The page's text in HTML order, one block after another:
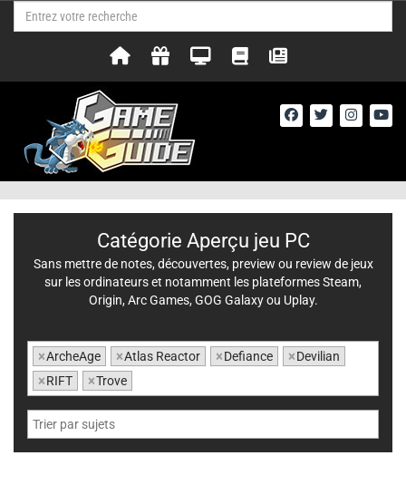
Catégorie Aperçu jeu PC
Sans mettre de notes, découvertes, preview ou review de jeux
sur les ordinateurs et notamment les plateformes Steam,
Origin, Arc Games, GOG Galaxy ou Uplay.
×ArcheAge ×Atlas Reactor ×Defiance ×Devilian
×RIFT ×Trove